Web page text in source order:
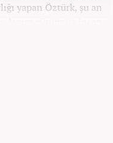
yapan Öztürk, şu an
günümüz insan